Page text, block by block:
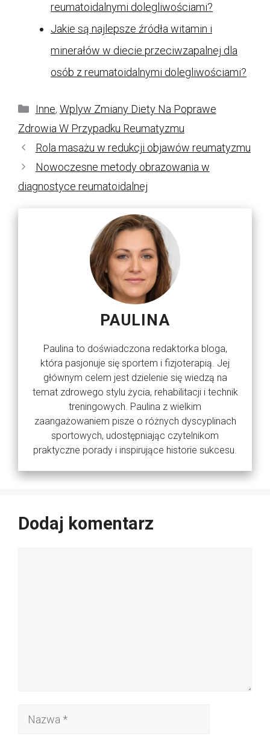
reumatoidalnymi dolegliwościami?
Jakie są najlepsze źródła witamin i
minerałów w diecie przeciwzapalnej dla
osób z reumatoidalnymi dolegliwościami?
Kategorie
Inne, Wplyw Zmiany Diety Na Poprawe
Zdrowia W Przypadku Reumatyzmu
Rola masażu w redukcji objawów reumatyzmu
Nowoczesne metody obrazowania w
diagnostyce reumatoidalnej
PAULINA
Paulina to doświadczona redaktorka bloga,
która pasjonuje się sportem i fizjoterapią. Jej
głównym celem jest dzielenie się wiedzą na
temat zdrowego stylu życia, rehabilitacji i technik
treningowych. Paulina z wielkim
zaangażowaniem pisze o różnych dyscyplinach
sportowych, udostępniając czytelnikom
praktyczne porady i inspirujące historie sukcesu.
Dodaj komentarz
Nazwa